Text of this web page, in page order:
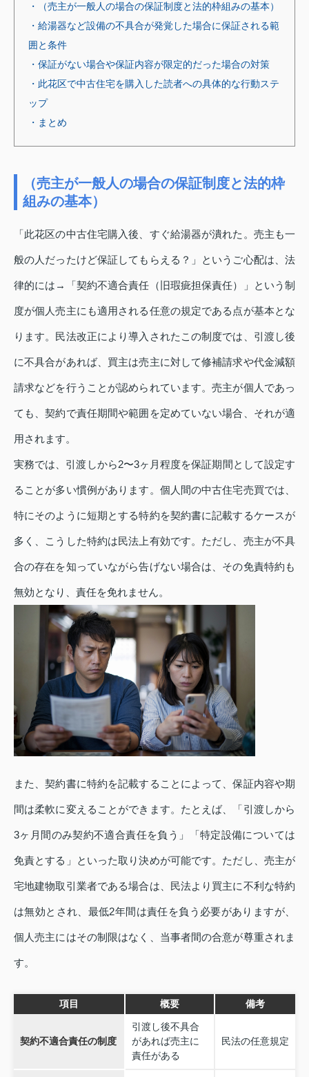
・（売主が一般人の場合の保証制度と法的枠組みの基本）
・給湯器など設備の不具合が発覚した場合に保証される範
囲と条件
・保証がない場合や保証内容が限定的だった場合の対策
・此花区で中古住宅を購入した読者への具体的な行動ステ
ップ
・まとめ
（売主が一般人の場合の保証制度と法的枠
組みの基本）
「此花区の中古住宅購入後、すぐ給湯器が潰れた。売主も一
般の人だったけど保証してもらえる？」というご心配は、法
律的には→「契約不適合責任（旧瑕疵担保責任）」という制
度が個人売主にも適用される任意の規定である点が基本とな
ります。民法改正により導入されたこの制度では、引渡し後
に不具合があれば、買主は売主に対して修補請求や代金減額
請求などを行うことが認められています。売主が個人であっ
ても、契約で責任期間や範囲を定めていない場合、それが適
用されます。
実務では、引渡しから2〜3ヶ月程度を保証期間として設定す
ることが多い慣例があります。個人間の中古住宅売買では、
特にそのように短期とする特約を契約書に記載するケースが
多く、こうした特約は民法上有効です。ただし、売主が不具
合の存在を知っていながら告げない場合は、その免責特約も
無効となり、責任を免れません。
また、契約書に特約を記載することによって、保証内容や期
間は柔軟に変えることができます。たとえば、「引渡しから
3ヶ月間のみ契約不適合責任を負う」「特定設備については
免責とする」といった取り決めが可能です。ただし、売主が
宅地建物取引業者である場合は、民法より買主に不利な特約
は無効とされ、最低2年間は責任を負う必要がありますが、
個人売主にはその制限はなく、当事者間の合意が尊重されま
す。
項目 概要 備考
契約不適合責任の制度
引渡し後不具合
があれば売主に
責任がある
民法の任意規定